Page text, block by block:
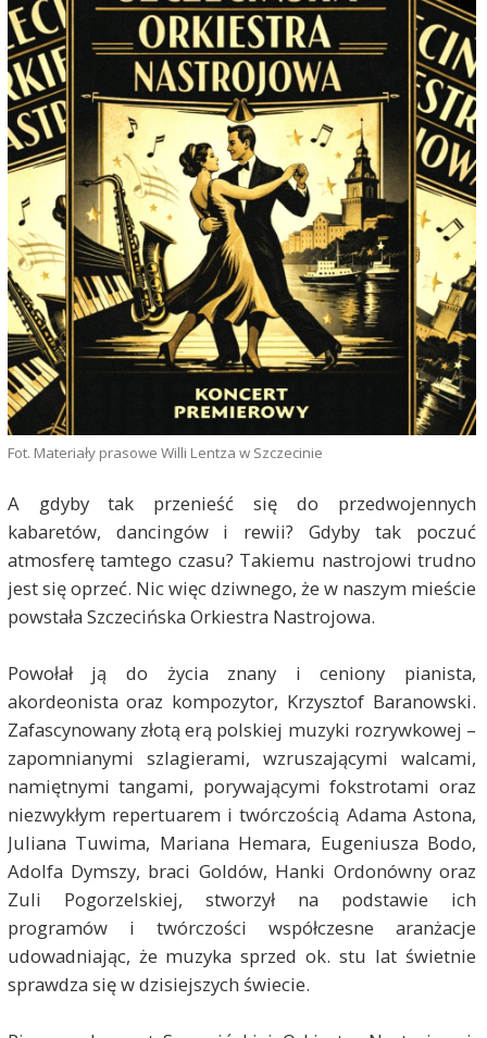
Fot. Materiały prasowe Willi Lentza w Szczecinie
A gdyby tak przenieść się do przedwojennych
kabaretów, dancingów i rewii? Gdyby tak poczuć
atmosferę tamtego czasu? Takiemu nastrojowi trudno
jest się oprzeć. Nic więc dziwnego, że w naszym mieście
powstała Szczecińska Orkiestra Nastrojowa.
Powołał ją do życia znany i ceniony pianista,
akordeonista oraz kompozytor, Krzysztof Baranowski.
Zafascynowany złotą erą polskiej muzyki rozrywkowej –
zapomnianymi szlagierami, wzruszającymi walcami,
namiętnymi tangami, porywającymi fokstrotami oraz
niezwykłym repertuarem i twórczością Adama Astona,
Juliana Tuwima, Mariana Hemara, Eugeniusza Bodo,
Adolfa Dymszy, braci Goldów, Hanki Ordonówny oraz
Zuli Pogorzelskiej, stworzył na podstawie ich
programów i twórczości współczesne aranżacje
udowadniając, że muzyka sprzed ok. stu lat świetnie
sprawdza się w dzisiejszych świecie.